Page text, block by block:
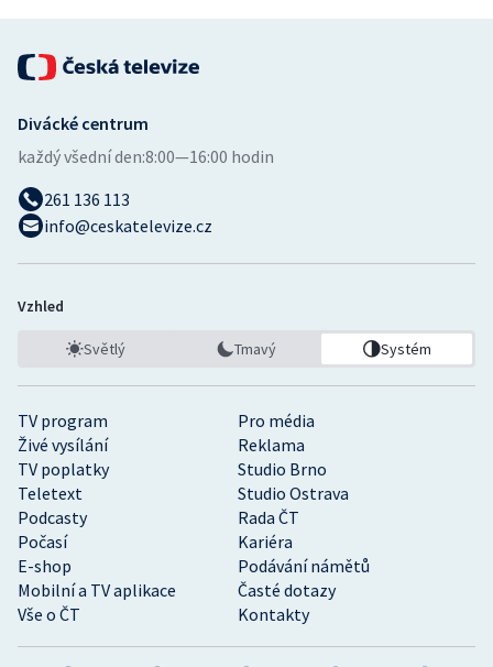
TV program
Pro média
Živé vysílání
Reklama
TV poplatky
Studio Brno
Teletext
Studio Ostrava
Podcasty
Rada ČT
Počasí
Kariéra
E-shop
Podávání námětů
Mobilní a TV aplikace
Časté dotazy
Vše o ČT
Kontakty
Divácké centrum
každý všední den:8:00—16:00 hodin
261 136 113
info@ceskatelevize.cz
Vzhled
Světlý Tmavý Systém